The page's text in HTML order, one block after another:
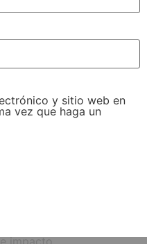
y sitio web en
vez que haga un